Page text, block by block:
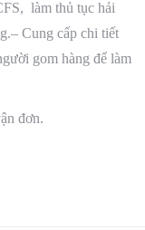
làm thủ tục hải
Cung cấp chi tiết
gom hàng để làm
đơn.